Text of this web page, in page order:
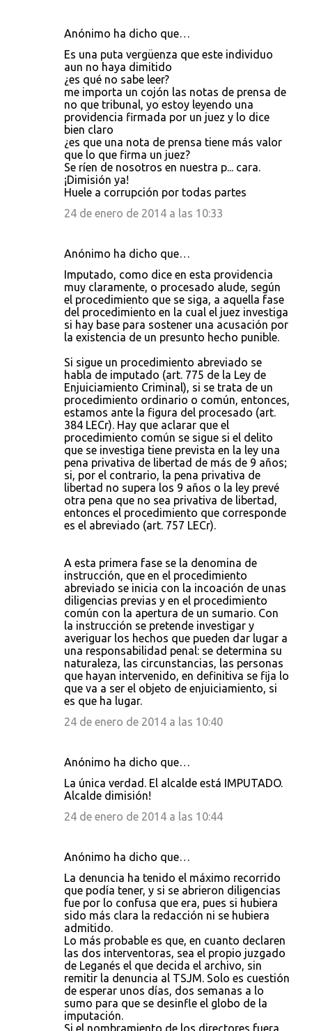
Anónimo ha dicho que…
Es una puta vergüenza que este individuo
aun no haya dimitido
¿es qué no sabe leer?
me importa un cojón las notas de prensa de
no que tribunal, yo estoy leyendo una
providencia firmada por un juez y lo dice
bien claro
¿es que una nota de prensa tiene más valor
que lo que firma un juez?
Se ríen de nosotros en nuestra p... cara.
¡Dimisión ya!
Huele a corrupción por todas partes
24 de enero de 2014 a las 10:33
Anónimo ha dicho que…
Imputado, como dice en esta providencia
muy claramente, o procesado alude, según
el procedimiento que se siga, a aquella fase
del procedimiento en la cual el juez investiga
si hay base para sostener una acusación por
la existencia de un presunto hecho punible.
Si sigue un procedimiento abreviado se
habla de imputado (art. 775 de la Ley de
Enjuiciamiento Criminal), si se trata de un
procedimiento ordinario o común, entonces,
estamos ante la figura del procesado (art.
384 LECr). Hay que aclarar que el
procedimiento común se sigue si el delito
que se investiga tiene prevista en la ley una
pena privativa de libertad de más de 9 años;
si, por el contrario, la pena privativa de
libertad no supera los 9 años o la ley prevé
otra pena que no sea privativa de libertad,
entonces el procedimiento que corresponde
es el abreviado (art. 757 LECr).
A esta primera fase se la denomina de
instrucción, que en el procedimiento
abreviado se inicia con la incoación de unas
diligencias previas y en el procedimiento
común con la apertura de un sumario. Con
la instrucción se pretende investigar y
averiguar los hechos que pueden dar lugar a
una responsabilidad penal: se determina su
naturaleza, las circunstancias, las personas
que hayan intervenido, en definitiva se fija lo
que va a ser el objeto de enjuiciamiento, si
es que ha lugar.
24 de enero de 2014 a las 10:40
Anónimo ha dicho que…
La única verdad. El alcalde está IMPUTADO.
Alcalde dimisión!
24 de enero de 2014 a las 10:44
Anónimo ha dicho que…
La denuncia ha tenido el máximo recorrido
que podía tener, y si se abrieron diligencias
fue por lo confusa que era, pues si hubiera
sido más clara la redacción ni se hubiera
admitido.
Lo más probable es que, en cuanto declaren
las dos interventoras, sea el propio juzgado
de Leganés el que decida el archivo, sin
remitir la denuncia al TSJM. Solo es cuestión
de esperar unos días, dos semanas a lo
sumo para que se desinfle el globo de la
imputación.
Si el nombramiento de los directores fuera